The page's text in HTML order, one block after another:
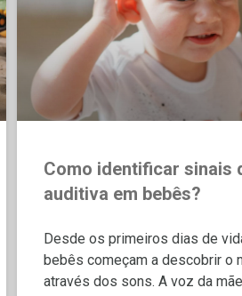
Como identificar sinais
auditiva em bebês?
Desde os primeiros dias de
bebês começam a descobrir o
através dos sons. A voz da mãe